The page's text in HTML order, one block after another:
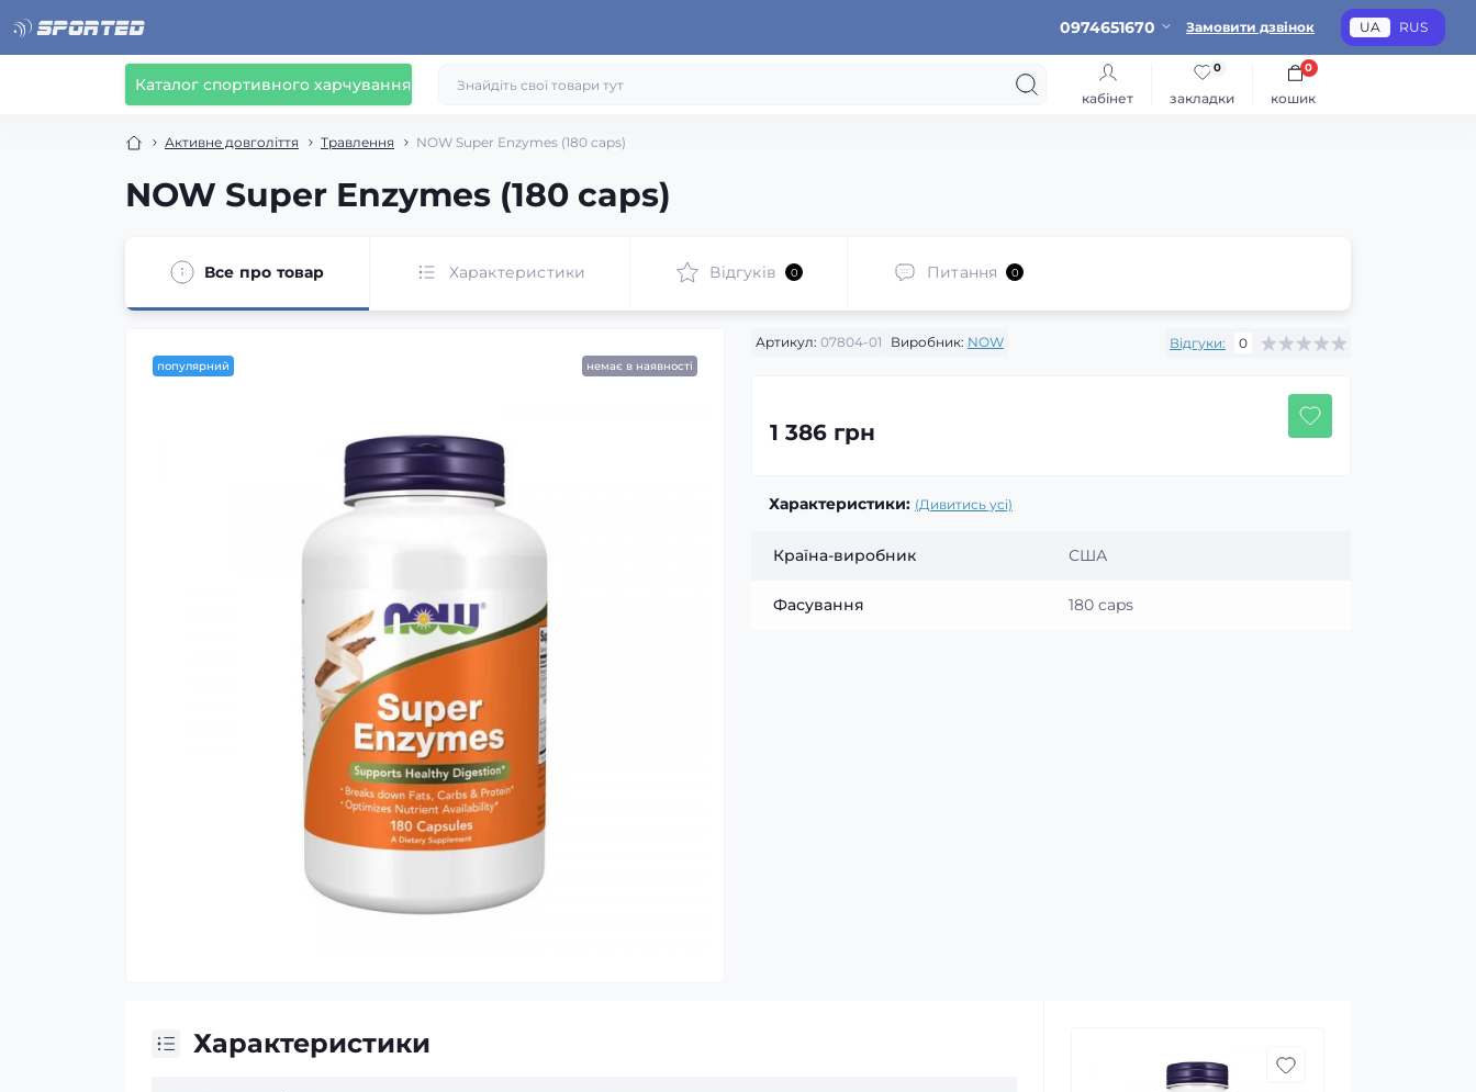
0974651670 Замовити дзвінок UA RUS
Каталог спортивного харчування
кабінет закладки
0
кошик
0
Активне довголіття Травлення NOW Super Enzymes (180 caps)
NOW Super Enzymes (180 caps)
Все про товар Характеристики Відгуків 0 Питання 0
популярний немає в наявності
Артикул: 07804-01 Виробник: NOW Відгуки: 0
1 386 грн
Характеристики: (Дивитись усі)
Країна-виробник США
Фасування 180 caps
Характеристики